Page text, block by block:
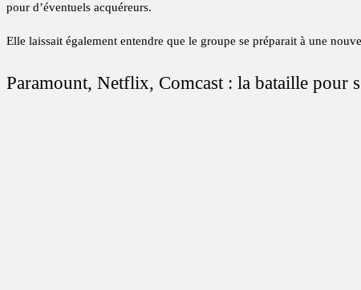
pour d’éventuels acquéreurs.
Elle laissait également entendre que le groupe se préparait à une
Paramount, Netflix, Comcast : la bataille pour